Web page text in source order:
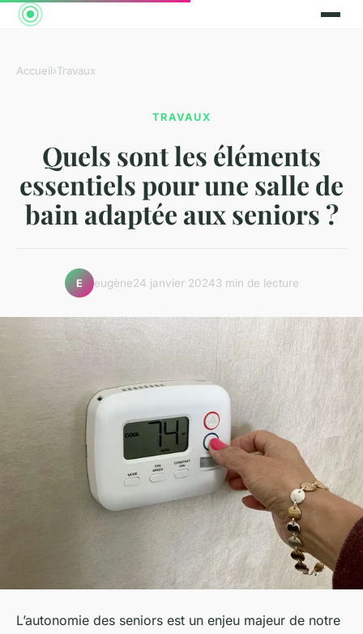
Accueil›Travaux
TRAVAUX
Quels sont les éléments
essentiels pour une salle de
bain adaptée aux seniors ?
E eugène24 janvier 20243 min de lecture
L’autonomie des seniors est un enjeu majeur de notre